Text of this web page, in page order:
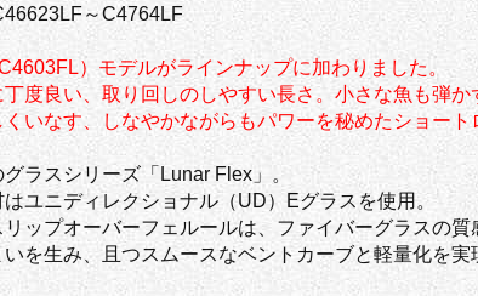
～C4764LF
）モデルがラインナップに加わりました。
度良い、取り回しのしやすい長さ。小さな魚も弾か
いなす、しなやかながらもパワーを秘めたショート
ラスシリーズ「Lunar Flex」。
ユニディレクショナル（UD）Eグラスを使用。
ップオーバーフェルールは、ファイバーグラスの
を生み、且つスムースなベントカーブと軽量化を実